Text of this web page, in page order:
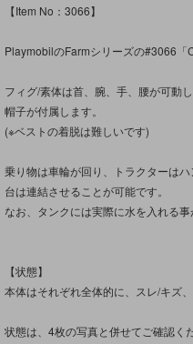
【Item No：3066】
PlaymobilのFarmシリーズの#3066「
フィグ/素体は首、腕、手、腰が可動し
帽子が付属します。
(※ベストの着脱は難しいです)
乗り物は車輪が回り、トラクターは
台は連結させることが可能です。
なお、タンクには実際に水を入れる
【状態】
本体はそれぞれ全体的に、スレ/キズ
状態は、4枚の写真と併せてご確認くだ